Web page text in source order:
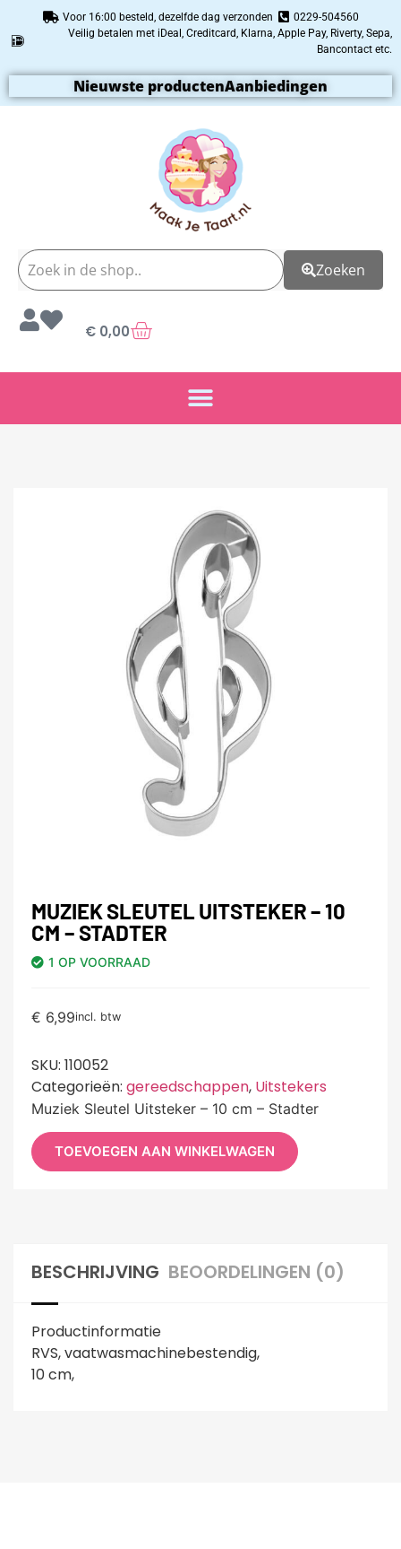
Voor 16:00 besteld, dezelfde dag verzonden
0229-504560
Veilig betalen met iDeal, Creditcard, Klarna, Apple Pay, Riverty, Sepa,
Bancontact etc.
Nieuwste productenAanbiedingen
Zoeken
€ 0,00
MUZIEK SLEUTEL UITSTEKER – 10
CM – STADTER
1 OP VOORRAAD
€ 6,99incl. btw
SKU: 110052
Categorieën: gereedschappen, Uitstekers
Muziek Sleutel Uitsteker – 10 cm – Stadter
TOEVOEGEN AAN WINKELWAGEN
BESCHRIJVING BEOORDELINGEN (0)
Productinformatie
RVS, vaatwasmachinebestendig,
10 cm,